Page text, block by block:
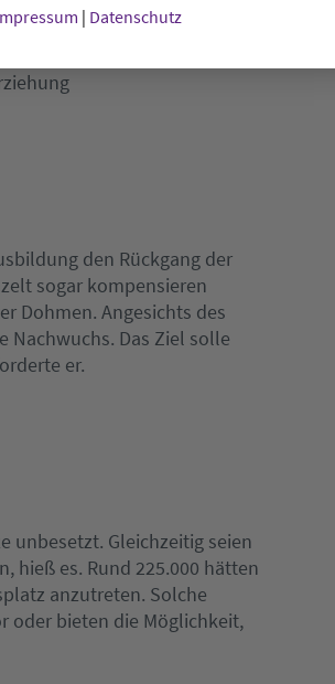
der Berufsschule findet die
handelt es sich zum
den Rückgang der
sogar kompensieren
Dohmen. Angesichts des
Nachwuchs. Das Ziel solle
er.
unbesetzt. Gleichzeitig seien
hieß es. Rund 225.000 hätten
anzutreten. Solche
oder bieten die Möglichkeit,
| Datenschutz